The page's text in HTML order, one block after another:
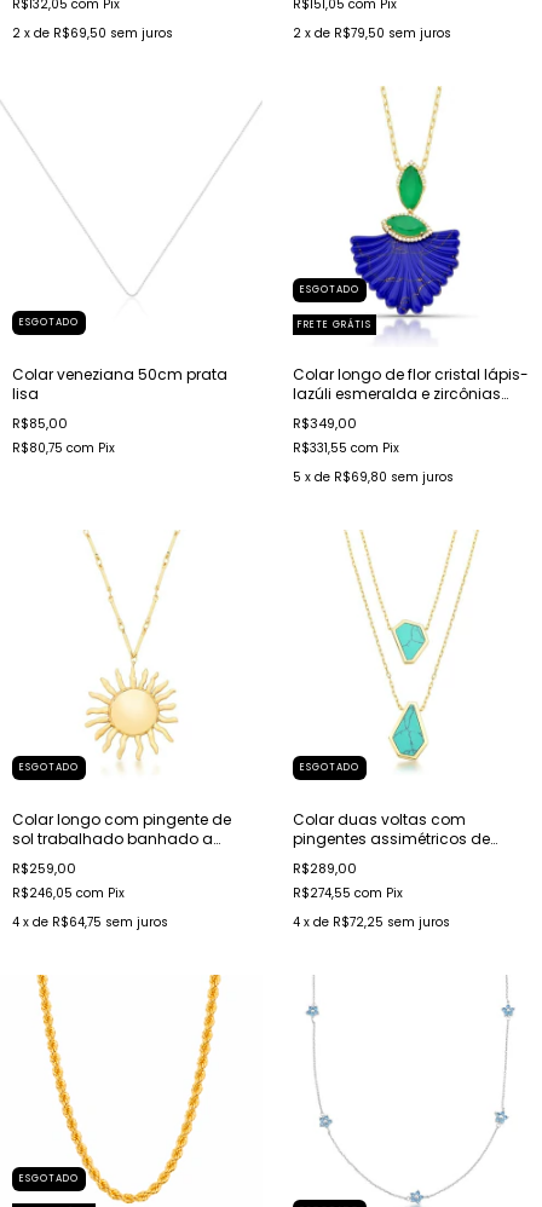
R$132,05 com Pix
2 x de R$69,50 sem juros
R$151,05 com Pix
2 x de R$79,50 sem juros
ESGOTADO
Colar veneziana 50cm prata
lisa
R$85,00
R$80,75 com Pix
ESGOTADO
FRETE GRÁTIS
Colar longo de flor cristal lápis-
lazúli esmeralda e zircônias
banhado a ouro
R$349,00
R$331,55 com Pix
5 x de R$69,80 sem juros
ESGOTADO
Colar longo com pingente de
sol trabalhado banhado a
ouro
R$259,00
R$246,05 com Pix
4 x de R$64,75 sem juros
ESGOTADO
Colar duas voltas com
pingentes assimétricos de
cristais turquesa banhado a
ouro
R$289,00
R$274,55 com Pix
4 x de R$72,25 sem juros
ESGOTADO